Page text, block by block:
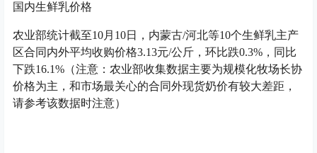
国内生鲜乳价格
农业部统计截至10月10日，内蒙古/河北等10个生鲜乳主产
区合同内外平均收购价格3.13元/公斤，环比跌0.3%，同比
下跌16.1%（注意：农业部收集数据主要为规模化牧场长协
价格为主，和市场最关心的合同外现货奶价有较大差距，
请参考该数据时注意）